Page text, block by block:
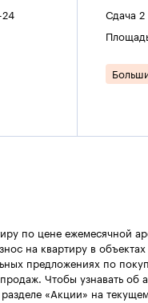
24 Сдача 2
по цене ежемесячной
на квартиру в
предложениях по
Чтобы узнавать об
«Акции» на